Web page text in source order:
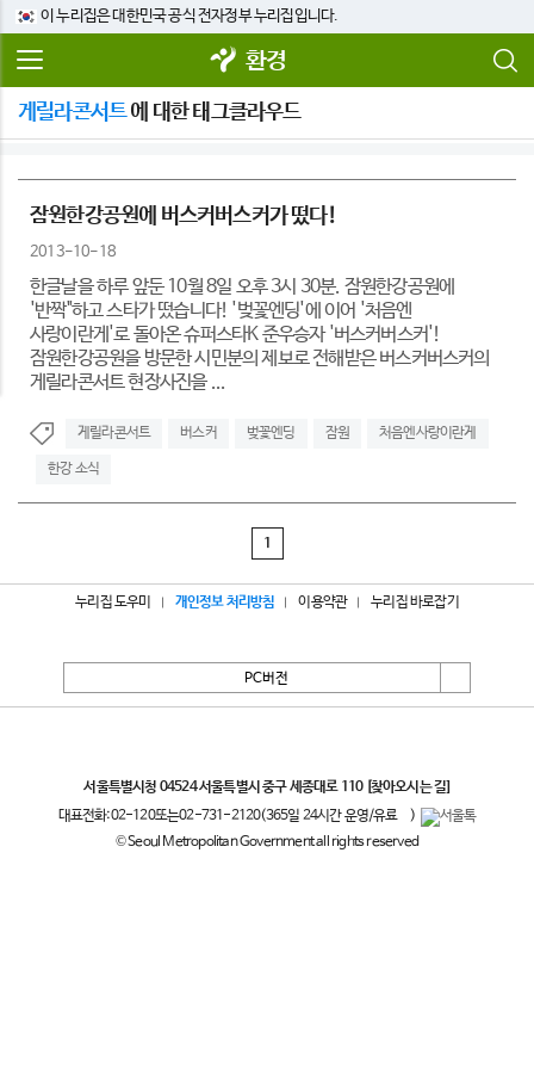
이 누리집은 대한민국 공식 전자정부 누리집입니다.
환경
게릴라콘서트에 대한 태그클라우드
잠원한강공원에 버스커버스커가 떴다!
2013-10-18
한글날을 하루 앞둔 10월 8일 오후 3시 30분. 잠원한강공원에
'반짝"하고 스타가 떴습니다! '벚꽃엔딩'에 이어 '처음엔
사랑이란게'로 돌아온 슈퍼스타K 준우승자 '버스커버스커'!
잠원한강공원을 방문한 시민분의 제보로 전해받은 버스커버스커의
게릴라콘서트 현장사진을 ...
게릴라콘서트 버스커 벚꽃엔딩 잠원 처음엔사랑이란게
한강 소식
1
누리집 도우미 개인정보 처리방침 이용약관 누리집 바로잡기
PC버전
서울특별시청 04524 서울특별시 중구 세종대로 110 [찾아오시는 길]
대표전화:02-120또는02-731-2120(365일 24시간 운영/유료
)
© Seoul Metropolitan Government all rights reserved